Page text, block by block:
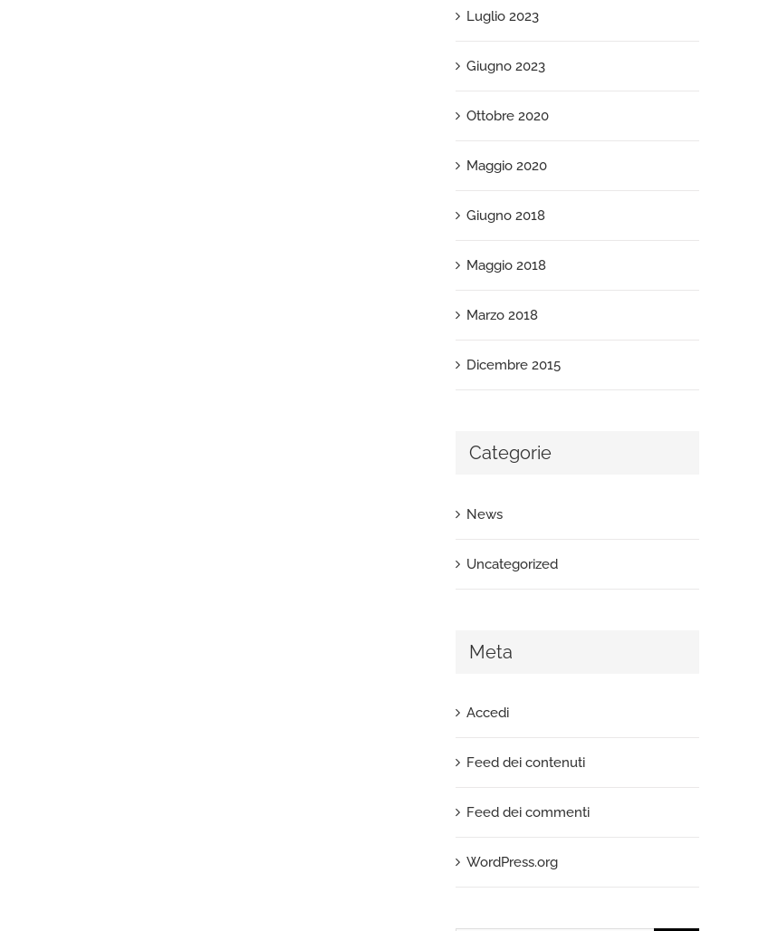
Luglio 2023
Giugno 2023
Ottobre 2020
Maggio 2020
Giugno 2018
Maggio 2018
Marzo 2018
Dicembre 2015
Categorie
News
Uncategorized
Meta
Accedi
Feed dei contenuti
Feed dei commenti
WordPress.org